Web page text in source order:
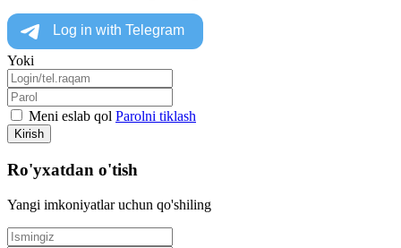
Yoki
Meni eslab qol Parolni tiklash
Kirish
Ro'yxatdan o'tish
Yangi imkoniyatlar uchun qo'shiling